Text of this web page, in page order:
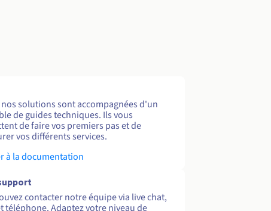
solutions sont accompagnées d'un
de guides techniques. Ils vous
de faire vos premiers pas et de
vos différents services.
à la documentation
contacter notre équipe via live chat,
téléphone. Adaptez votre niveau de